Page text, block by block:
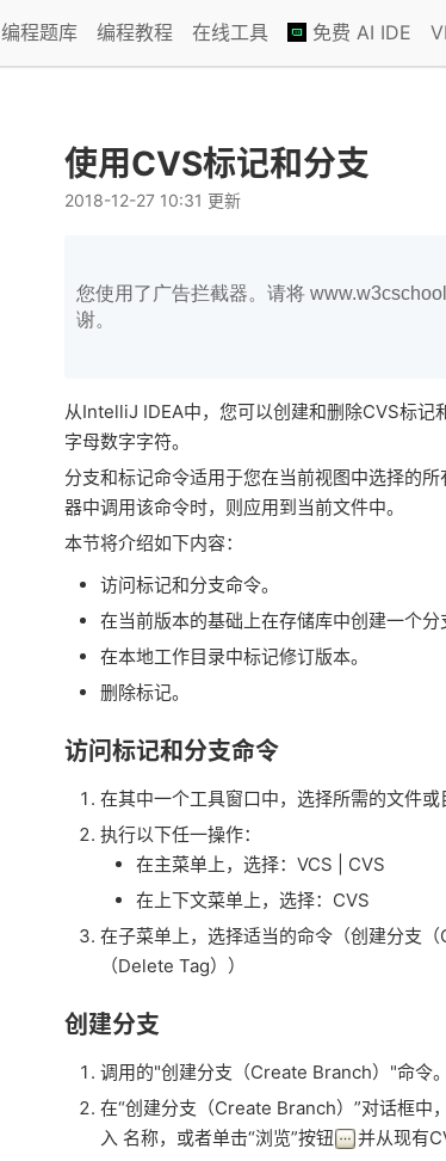
编程题库 编程教程 在线工具 免费 AI IDE
使用CVS标记和分支
2018-12-27 10:31 更新
您使用了广告拦截器。请将
谢。
从IntelliJ IDEA中，您可以创建和删除CVS标
字母数字字符。
分支和标记命令适用于您在当前视图中选择的
器中调用该命令时，则应用到当前文件中。
本节将介绍如下内容：
访问标记和分支命令。
在当前版本的基础上在存储库中创建一个分
在本地工作目录中标记修订版本。
删除标记。
访问标记和分支命令
在其中一个工具窗口中，选择所需的文件或
执行以下任一操作：
在主菜单上，选择：VCS | CVS
在上下文菜单上，选择：CVS
在子菜单上，选择适当的命令（创建分支
（Delete Tag））
创建分支
调用的"创建分支（Create Branch）"命令。
在“创建分支（Create Branch）”对话框
入 名称，或者单击“浏览”按钮
并从现有